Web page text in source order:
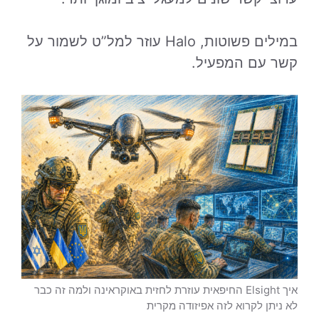
במילים פשוטות, Halo עוזר למל”ט לשמור על
קשר עם המפעיל.
איך Elsight החיפאית עוזרת לחזית באוקראינה ולמה זה כבר
לא ניתן לקרוא לזה אפיזודה מקרית